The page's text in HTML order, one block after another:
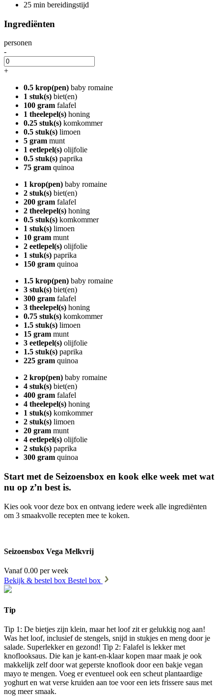
25 min bereidingstijd
Ingrediënten
personen
-
+
0.5 krop(pen) baby romaine
1 stuk(s) biet(en)
100 gram falafel
1 theelepel(s) honing
0.25 stuk(s) komkommer
0.5 stuk(s) limoen
5 gram munt
1 eetlepel(s) olijfolie
0.5 stuk(s) paprika
75 gram quinoa
1 krop(pen) baby romaine
2 stuk(s) biet(en)
200 gram falafel
2 theelepel(s) honing
0.5 stuk(s) komkommer
1 stuk(s) limoen
10 gram munt
2 eetlepel(s) olijfolie
1 stuk(s) paprika
150 gram quinoa
1.5 krop(pen) baby romaine
3 stuk(s) biet(en)
300 gram falafel
3 theelepel(s) honing
0.75 stuk(s) komkommer
1.5 stuk(s) limoen
15 gram munt
3 eetlepel(s) olijfolie
1.5 stuk(s) paprika
225 gram quinoa
2 krop(pen) baby romaine
4 stuk(s) biet(en)
400 gram falafel
4 theelepel(s) honing
1 stuk(s) komkommer
2 stuk(s) limoen
20 gram munt
4 eetlepel(s) olijfolie
2 stuk(s) paprika
300 gram quinoa
Start met de Seizoensbox en kook elke week met wat
nu op z’n best is.
Kies ook voor deze box en ontvang iedere week alle ingrediënten
om 3 smaakvolle recepten mee te koken.
Seizoensbox Vega Melkvrij
Vanaf 0.00 per week
Bekijk & bestel box Bestel box
Tip
Tip 1: De bietjes zijn klein, maar het loof zit er gelukkig nog aan!
Was het loof, inclusief de stengels, snijd in stukjes en meng door je
salade. Superlekker en gezond! Tip 2: Falafel is lekker met
knoflooksaus. Die kan je kant-en-klaar kopen maar maak je ook
makkelijk zelf door wat geperste knoflook door een bakje vegan
mayo te mengen. Voeg er eventueel ook een scheut plantaardige
yoghurt en wat verse kruiden aan toe voor een iets frissere saus met
nog meer smaak.